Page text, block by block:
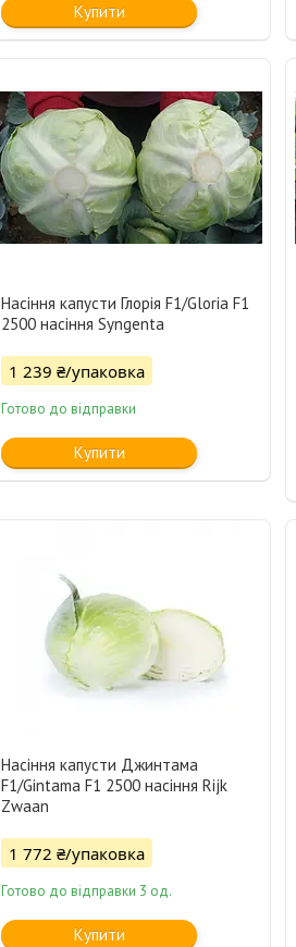
Купити
Насіння капусти Глорія F1/Gloria F1
2500 насіння Syngenta
1 239 ₴/упаковка
Готово до відправки
Купити
Насіння капусти Джинтама
F1/Gintama F1 2500 насіння Rijk
Zwaan
1 772 ₴/упаковка
Готово до відправки 3 од.
Купити